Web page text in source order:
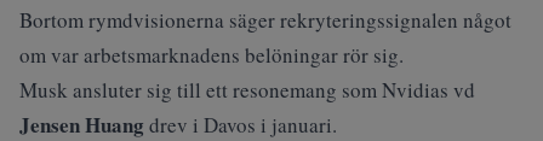
Bortom rymdvisionerna säger rekryteringssignalen något
om var arbetsmarknadens belöningar rör sig.
Musk ansluter sig till ett resonemang som Nvidias vd
Jensen Huang drev i Davos i januari.